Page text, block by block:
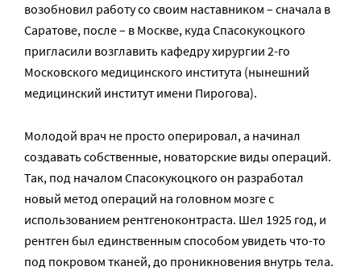
возобновил работу со своим наставником – сначала в
Саратове, после – в Москве, куда Спасокукоцкого
пригласили возглавить кафедру хирургии 2-го
Московского медицинского института (нынешний
медицинский институт имени Пирогова).
Молодой врач не просто оперировал, а начинал
создавать собственные, новаторские виды операций.
Так, под началом Спасокукоцкого он разработал
новый метод операций на головном мозге с
использованием рентгеноконтраста. Шел 1925 год, и
рентген был единственным способом увидеть что-то
под покровом тканей, до проникновения внутрь тела.